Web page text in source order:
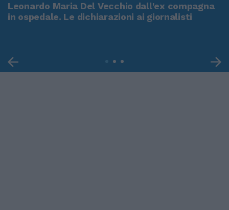
Leonardo Maria Del Vecchio dall'ex compagna
in ospedale. Le dichiarazioni ai giornalisti